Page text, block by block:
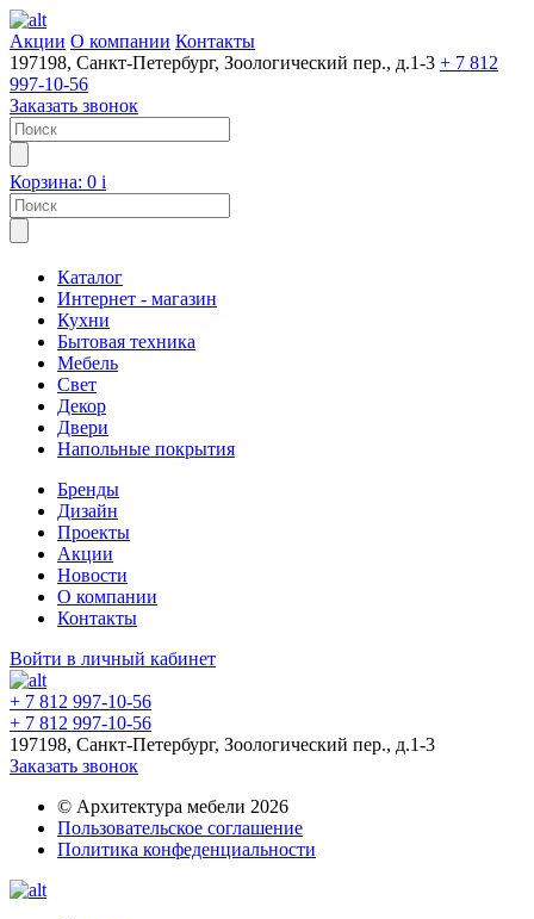
Акции О компании Контакты
197198, Санкт-Петербург, Зоологический пер., д.1-3 + 7 812
997-10-56
Заказать звонок
Корзина: 0 i
Каталог
Интернет - магазин
Кухни
Бытовая техника
Мебель
Свет
Декор
Двери
Напольные покрытия
Бренды
Дизайн
Проекты
Акции
Новости
О компании
Контакты
Войти в личный кабинет
+ 7 812 997-10-56
+ 7 812 997-10-56
197198, Санкт-Петербург, Зоологический пер., д.1-3
Заказать звонок
© Архитектура мебели 2026
Пользовательское соглашение
Политика конфеденциальности